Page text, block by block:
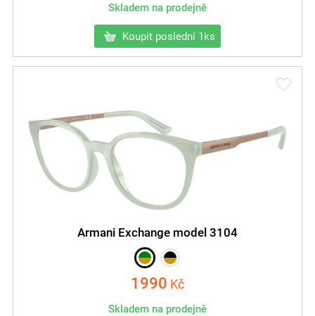
Skladem na prodejně
Koupit poslední 1ks
Armani Exchange model 3104
1990 Kč
Skladem na prodejně